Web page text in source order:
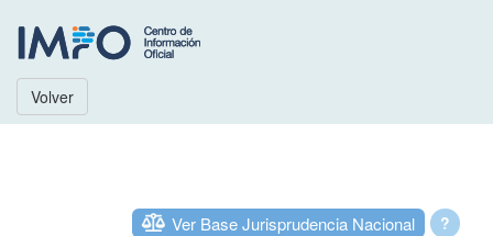
Volver
?
Ver Base Jurisprudencia Nacional